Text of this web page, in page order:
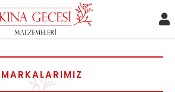
MARKALARIMIZ